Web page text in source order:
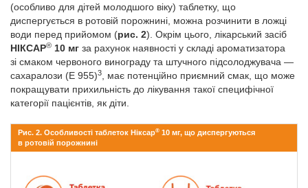
(особливо для дітей молодшого віку) таблетку, що
диспергується в ротовій порожнині, можна розчинити в ложці
води перед прийомом (рис. 2). Окрім цього, лікарський засіб
НІКСАР® 10 мг за рахунок наявності у складі ароматизатора
зі смаком червоного винограду та штучного підсолоджувача —
сахаралози (Е 955)3
, має потенційно приємний смак, що може
покращувати прихильність до лікування такої специфічної
категорії пацієнтів, як діти.
Рис. 2. Особливості таблеток Ніксар® 10 мг, що диспергуються
в ротовій порожнині